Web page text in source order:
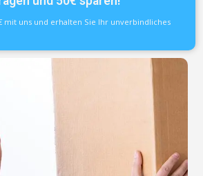
mit uns und erhalten Sie Ihr unverbindliches